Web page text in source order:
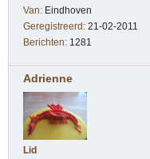
Van: Eindhoven
Geregistreerd: 21-02-2011
Berichten: 1281
Adrienne
Lid